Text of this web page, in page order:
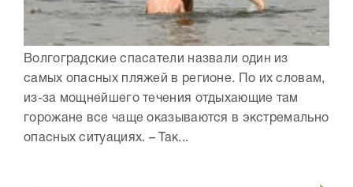
Волгоградские спасатели назвали один из
самых опасных пляжей в регионе. По их словам,
из-за мощнейшего течения отдыхающие там
горожане все чаще оказываются в экстремально
опасных ситуациях. – Так...